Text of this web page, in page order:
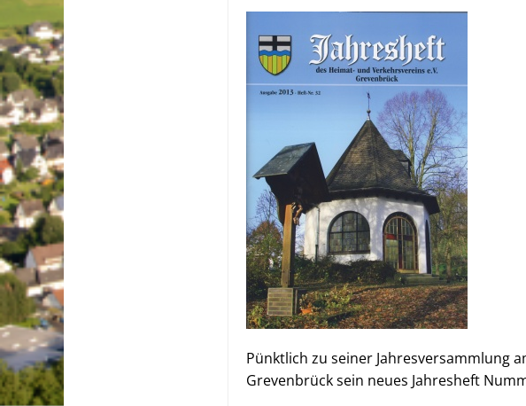
Pünktlich zu seiner Jahresversammlung
Grevenbrück sein neues Jahresheft